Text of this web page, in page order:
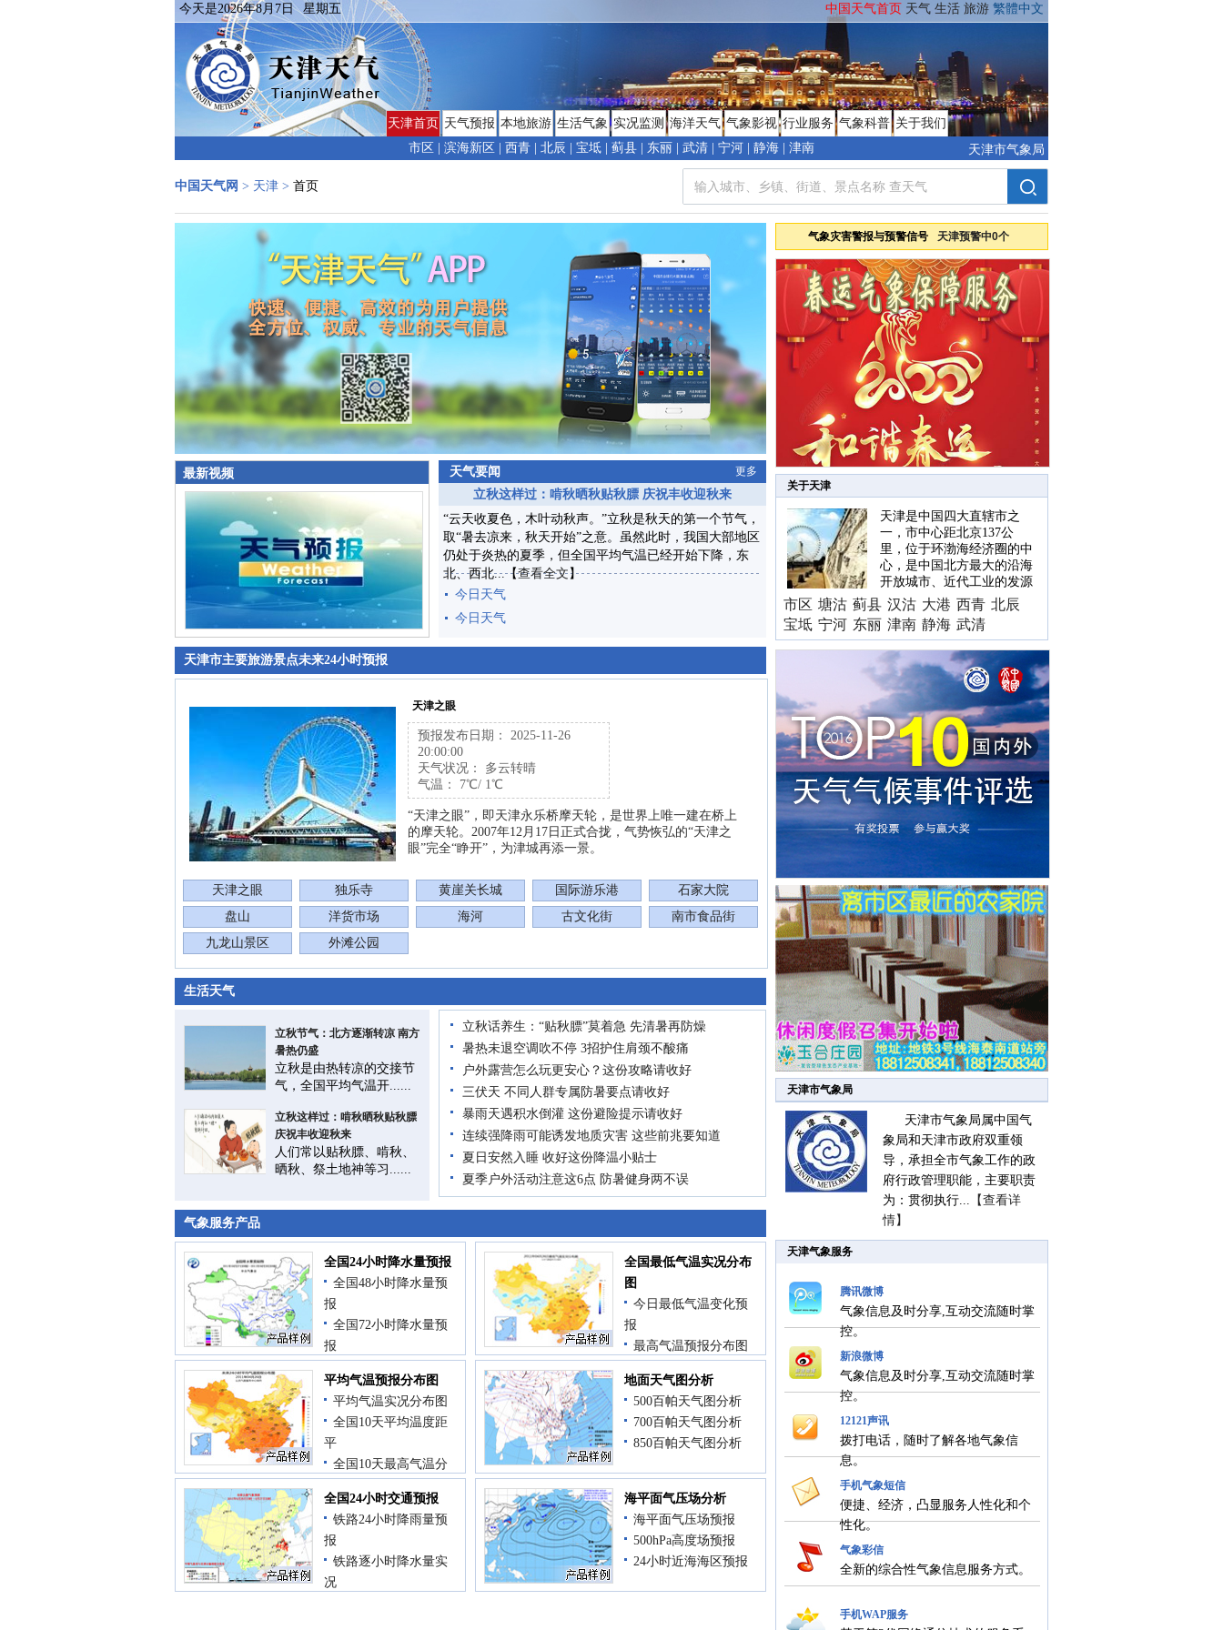
今天是2026年8月7日 星期五 中国天气首页 天气 生活 旅游 繁體中文
天津首页 天气预报 本地旅游 生活气象 实况监测 海洋天气 气象影视 行业服务 气象科普 关于我们
市区
滨海新区 西青 北辰 宝坻 蓟县 东丽 武清 宁河 静海 津南 天津市气象局
中国天气网 > 天津 > 首页
最新视频 更多
天气要闻
立秋这样过：啃秋晒秋贴秋膘 庆祝丰收迎秋来
“云天收夏色，木叶动秋声。”立秋是秋天的第一个节气，
取“暑去凉来，秋天开始”之意。虽然此时，我国大部地区
仍处于炎热的夏季，但全国平均气温已经开始下降，东
北、西北...【查看全文 】
今日天气
今日天气
天津市主要旅游景点未来24小时预报
天津之眼
预报发布日期： 2025-11-26
20:00:00
天气状况： 多云转晴
气温： 7℃/ 1℃
“天津之眼”，即天津永乐桥摩天轮，是世界上唯一建在桥上
的摩天轮。2007年12月17日正式合拢，气势恢弘的“天津之
眼”完全“睁开”，为津城再添一景。
天津之眼 独乐寺 黄崖关长城 国际游乐港
石家大院
盘山
洋货市场 海河 古文化街
南市食品街
九龙山景区
外滩公园
生活天气
立秋节气：北方逐渐转凉 南方
暑热仍盛
立秋是由热转凉的交接节
气，全国平均气温开......
立秋这样过：啃秋晒秋贴秋膘
庆祝丰收迎秋来
人们常以贴秋膘、啃秋、
晒秋、祭土地神等习......
立秋话养生：“贴秋膘”莫着急 先清暑再防燥
暑热未退空调吹不停 3招护住肩颈不酸痛
户外露营怎么玩更安心？这份攻略请收好
三伏天 不同人群专属防暑要点请收好
暴雨天遇积水倒灌 这份避险提示请收好
连续强降雨可能诱发地质灾害 这些前兆要知道
夏日安然入睡 收好这份降温小贴士
夏季户外活动注意这6点 防暑健身两不误
气象服务产品
全国24小时降水量预报
全国48小时降水量预
报
全国72小时降水量预
报
况
全国10天降水距平
全国最低气温实况分布
图
今日最低气温变化预
报
最高气温预报分布图
平均气温预报分布图
平均气温实况分布图
全国10天平均温度距
平
全国10天最高气温分
全国10天最低气温分
布
地面天气图分析
500百帕天气图分析
700百帕天气图分析
850百帕天气图分析
全国24小时交通预报
铁路24小时降雨量预
报
铁路逐小时降水量实
况
海平面气压场分析
海平面气压场预报
500hPa高度场预报
24小时近海海区预报
气象灾害警报与预警信号 天津预警中0个
关于天津
天津是中国四大直辖市之
一，市中心距北京137公
里，位于环渤海经济圈的中
心，是中国北方最大的沿海
开放城市、近代工业的发源
地...【查看详情】
市区 塘沽 蓟县 汉沽 大港 西青 北辰
宝坻 宁河 东丽 津南 静海 武清
天津市气象局
天津市气象局属中国气
象局和天津市政府双重领
导，承担全市气象工作的政
府行政管理职能，主要职责
为：贯彻执行... 【查看详
情】
天津气象服务
腾讯微博
气象信息及时分享,互动交流随时掌
控。
新浪微博
气象信息及时分享,互动交流随时掌
控。
12121声讯
拨打电话，随时了解各地气象信
息。
手机气象短信
便捷、经济，凸显服务人性化和个
性化。
气象彩信
全新的综合性气象信息服务方式。
手机WAP服务